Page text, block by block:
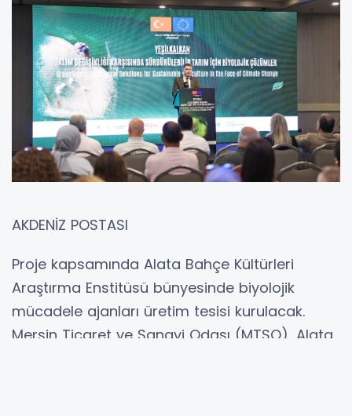
AKDENİZ POSTASI
Proje kapsamında Alata Bahçe Kültürleri
Araştırma Enstitüsü bünyesinde biyolojik
mücadele ajanları üretim tesisi kurulacak.
Mersin Ticaret ve Sanayi Odası (MTSO), Alata